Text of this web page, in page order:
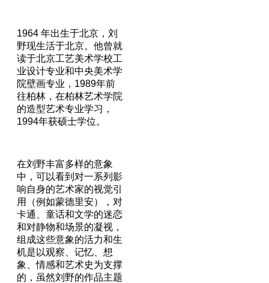
1964 年出生于北京，刘
野现生活于北京。他曾就
读于北京工艺美术学校工
业设计专业和中央美术学
院壁画专业，1989年前
往柏林，在柏林艺术学院
的造型艺术专业学习，
1994年获硕士学位。
在刘野丰富多样的意象
中，可以看到对一系列影
响自身的艺术家的视觉引
用（例如蒙德里安），对
卡通、童话和文学的迷恋
和对静物和场景的凝视，
组成这些意象的活力和生
机是以观察、记忆、想
象、情感和艺术史为支撑
的，虽然刘野的作品主题